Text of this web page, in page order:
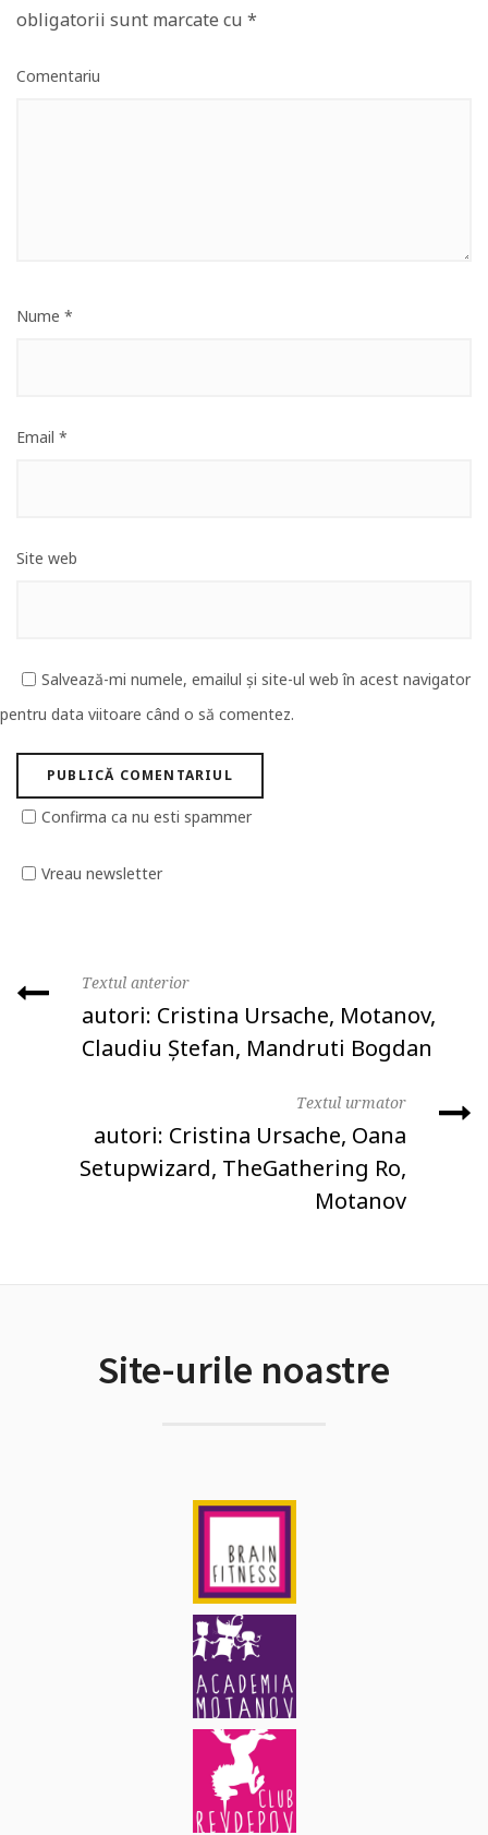
obligatorii sunt marcate cu *
Comentariu
Nume *
Email *
Site web
Salvează-mi numele, emailul și site-ul web în acest navigator
pentru data viitoare când o să comentez.
Confirma ca nu esti spammer
Vreau newsletter
Textul anterior
autori: Cristina Ursache, Motanov,
Claudiu Ștefan, Mandruti Bogdan
Textul urmator
autori: Cristina Ursache, Oana
Setupwizard, TheGathering Ro,
Motanov
Site-urile noastre